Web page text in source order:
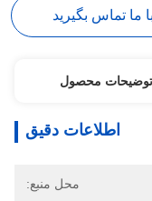
با ما تماس بگیرید
توضیحات محصول
اطلاعات دقیق
محل منبع: